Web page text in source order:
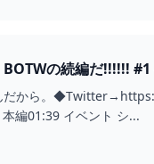
BOTWの続編だ!!!!!!
んだから。
Kingdom00:21 イベント シーン101:05 本編01:39 イベント シ...